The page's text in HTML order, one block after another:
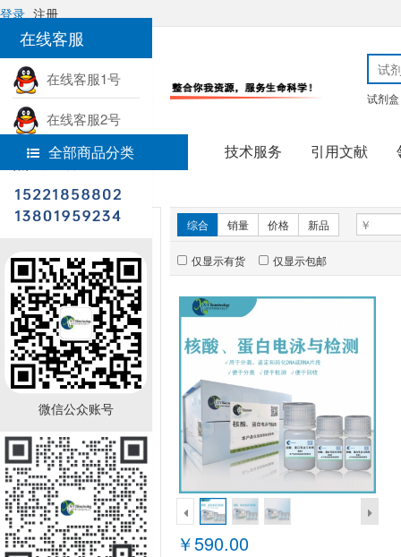
在线客服
在线客服1号
在线客服2号
热线电话
微信公众账号
登录 注册
试剂盒
全部商品分类 技术服务 引用文献
首页
分子生物学
新品推荐
一管式点突变试剂盒
￥590.00
已有 0 人购买
综合 销量 价格 新品
仅显示有货 仅显示包邮
￥590.00